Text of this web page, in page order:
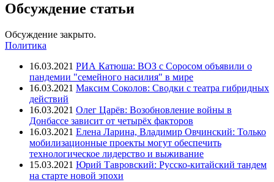
Обсуждение статьи
Обсуждение закрыто.
Политика
16.03.2021 РИА Катюша: ВОЗ с Соросом объявили о
пандемии "семейного насилия" в мире
16.03.2021 Максим Соколов: Сводки с театра гибридных
действий
16.03.2021 Олег Царёв: Возобновление войны в
Донбассе зависит от четырёх факторов
16.03.2021 Елена Ларина, Владимир Овчинский: Только
мобилизационные проекты могут обеспечить
технологическое лидерство и выживание
15.03.2021 Юрий Тавровский: Русско-китайский тандем
на старте новой эпохи